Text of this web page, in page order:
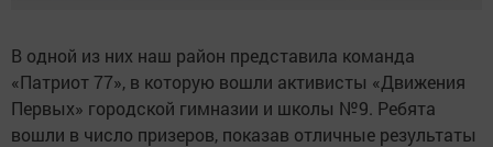
В одной из них наш район представила команда
«Патриот 77», в которую вошли активисты «Движения
Первых» городской гимназии и школы №9. Ребята
вошли в число призеров, показав отличные результаты